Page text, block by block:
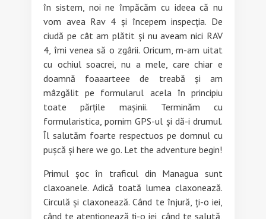
în sistem, noi ne împăcăm cu ideea că nu
vom avea Rav 4 și începem inspecția. De
ciudă pe cât am plătit și nu aveam nici RAV
4, îmi venea să o zgârii. Oricum, m-am uitat
cu ochiul soacrei, nu a mele, care chiar e
doamnă foaaarteee de treabă și am
mâzgălit pe formularul acela în principiu
toate părțile mașinii. Terminăm cu
formularistica, pornim GPS-ul și dă-i drumul.
Îl salutăm foarte respectuos pe domnul cu
pușcă și here we go. Let the adventure begin!
Primul șoc în traficul din Managua sunt
claxoanele. Adică toată lumea claxonează.
Circulă și claxonează. Când te înjură, ți-o iei,
când te atenționează ți-o iei, când te salută,